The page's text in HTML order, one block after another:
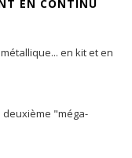
EN CONTINU
en kit et en
"méga-